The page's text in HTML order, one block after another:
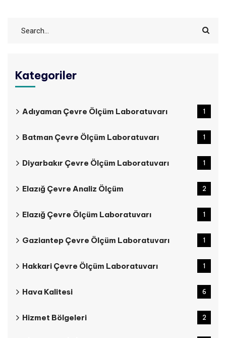
Kategoriler
Adıyaman Çevre Ölçüm Laboratuvarı 1
Batman Çevre Ölçüm Laboratuvarı 1
Diyarbakır Çevre Ölçüm Laboratuvarı 1
Elazığ Çevre Analiz Ölçüm 2
Elazığ Çevre Ölçüm Laboratuvarı 1
Gaziantep Çevre Ölçüm Laboratuvarı 1
Hakkari Çevre Ölçüm Laboratuvarı 1
Hava Kalitesi 6
Hizmet Bölgeleri 2